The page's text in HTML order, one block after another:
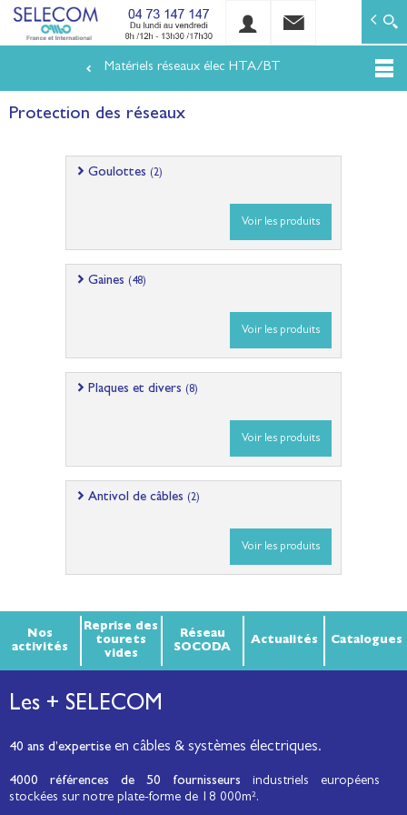
au
SELECOM
Matériels de réseaux électriques basse tension et
Matériels réseaux élec HTA/BT
Protection des réseaux
Goulottes (2)
Voir les produits
Gaines (48)
Voir les produits
Plaques et divers (8)
Voir les produits
Antivol de câbles (2)
Voir les produits
Nos
activités
Reprise des
tourets
vides
Réseau
SOCODA
Actualités Catalogues
Les + SELECOM
40 ans d’expertise en câbles & systèmes électriques.
4000 références de 50 fournisseurs industriels européens
stockées sur notre plate-forme de 18 000m².